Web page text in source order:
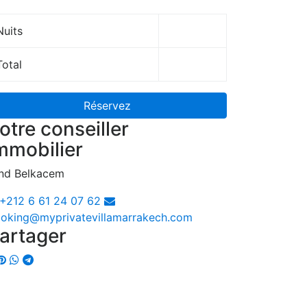
Réservez
conseiller
Belkacem
+212 6 61 24 07 62